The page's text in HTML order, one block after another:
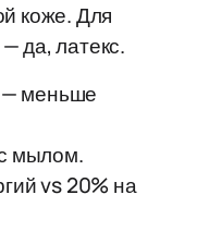
коже. Для
да, латекс.
— меньше
мылом.
vs 20% на